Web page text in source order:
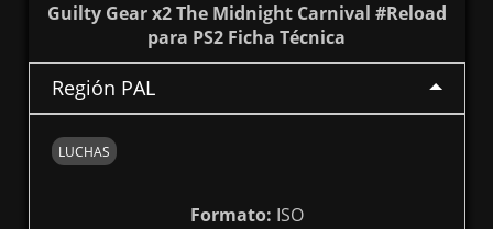
Guilty Gear x2 The Midnight Carnival #Reload
para PS2 Ficha Técnica
Región PAL
LUCHAS
Formato: ISO